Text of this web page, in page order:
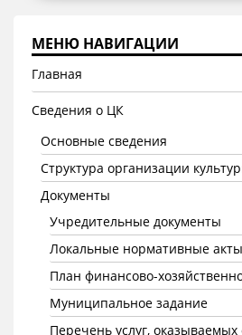
МЕНЮ НАВИГАЦИИ
Главная
Сведения о ЦК
Основные сведения
Структура организации
Документы
Учредительные документы
Локальные нормативные акты
План финансово-
Муниципальное задание
Перечень услуг,